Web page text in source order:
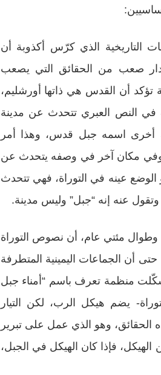
التاريخية الذي كرّس أكذوبة أن
صعب من الحقائق التي يصعب
تؤكد أن القدس هي ذاتها أورشليم،
في النص العبري تتحدث عن مدينة
أخرى اسمه جبل قدس، وهذا أمر
وفي مكان آخر في وصفه يتحدث عن
عينه في التوراة، فهي تتحدث
عنه إنه “جبل” وليس مدينة.
وطوال مئتي عام، أن نصوص التوراة
أن الجماعات اليمينية المتطرفة
منظمة تعرف باسم “أمناء جبل
يضم هيكل الرب، لكن التيار
الحقائق، وهو الذي عمل على تبرير
فإذا كان الهيكل في الجبل،